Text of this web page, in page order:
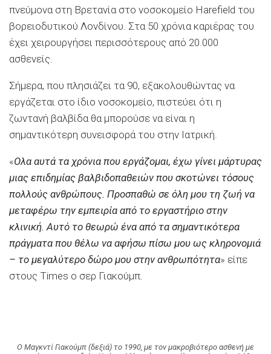
πνεύμονα στη Βρετανία στο νοσοκομείο Harefield του
βορειοδυτικού Λονδίνου. Στα 50 χρόνια καριέρας του
έχει χειρουργήσει περισσότερους από 20.000
ασθενείς.
Σήμερα, που πλησιάζει τα 90, εξακολουθώντας να
εργάζεται στο ίδιο νοσοκομείο, πιστεύει ότι η
ζωντανή βαλβίδα θα μπορούσε να είναι η
σημαντικότερη συνεισφορά του στην Ιατρική.
«Ολα αυτά τα χρόνια που εργάζομαι, έχω γίνει μάρτυρας
μιας επιδημίας βαλβιδοπαθειών που σκοτώνει τόσους
πολλούς ανθρώπους. Προσπαθώ σε όλη μου τη ζωή να
μεταφέρω την εμπειρία από το εργαστήριο στην
κλινική. Αυτό το θεωρώ ένα από τα σημαντικότερα
πράγματα που θέλω να αφήσω πίσω μου ως κληρονομιά
– το μεγαλύτερο δώρο μου στην ανθρωπότητα» είπε
στους Times o σερ Γιακούμπ.
Ο Μαγκντί Γιακούμπ (δεξιά) το 1990, με τον μακροβιότερο ασθενή με